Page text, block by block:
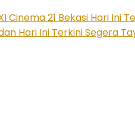
21 Bekasi Hari Ini
Hari Ini Terkini Segera